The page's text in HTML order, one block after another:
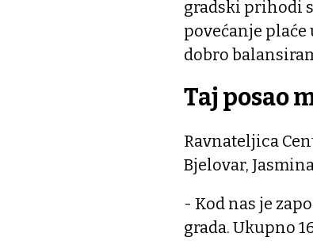
gradski prihodi
povećanje
dobro
Taj posao
Ravnateljica
Bjelovar,
- Kod nas je
grada. Ukupno